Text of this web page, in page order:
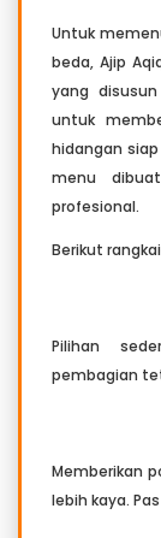
Untuk
beda, Ajip
yang
untuk
hidangan
menu
profesional.
Berikut
Pilihan
pembagian
Memberikan
lebih kaya.